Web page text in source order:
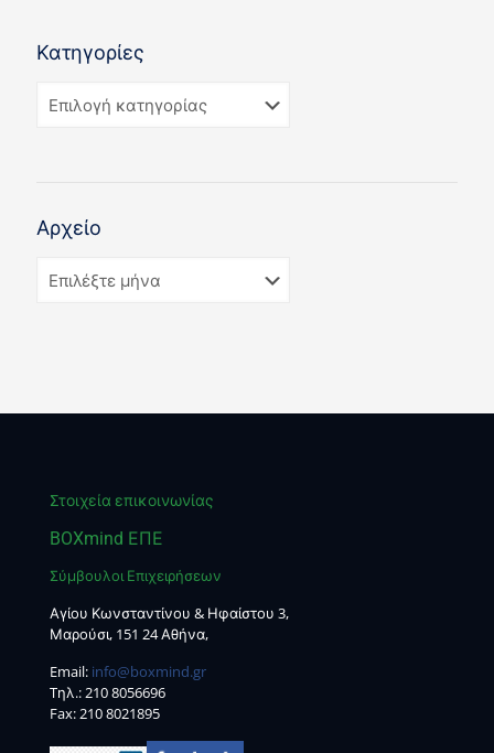
Κατηγορίες
Αρχείο
Στοιχεία επικοινωνίας
BOXmind ΕΠΕ
Σύμβουλοι Επιχειρήσεων
Αγίου Κωνσταντίνου & Ηφαίστου 3,
Μαρούσι, 151 24 Αθήνα,
Email: info@boxmind.gr
Tηλ.:210 8056696
Fax: 210 8021895